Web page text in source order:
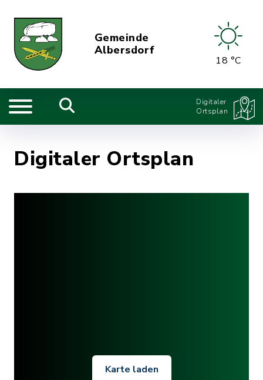
Gemeinde
Albersdorf
18 °C
Digitaler
Ortsplan
Digitaler Ortsplan
Karte laden